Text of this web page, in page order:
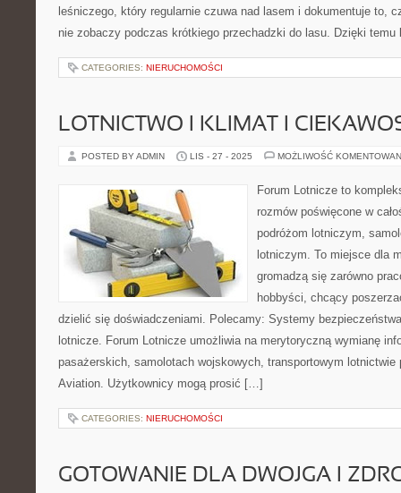
leśniczego, który regularnie czuwa nad lasem i dokumentuje to,
nie zobaczy podczas krótkiego przechadzki do lasu. Dzięki
CATEGORIES: NIERUCHOMOŚCI
LOTNICTWO I KLIMAT I
POSTED BY ADMIN LIS - 27 - 2025 MOŻLIWOŚĆ
Forum Lotnicze to
rozmów poświęcone w
podróżom lotniczym,
lotniczym. To miejsce dla
gromadzą się zarówno
hobbyści, chcący
dzielić się doświadczeniami. Polecamy: Systemy
lotnicze. Forum Lotnicze umożliwia na merytoryczną wymianę
pasażerskich, samolotach wojskowych, transportowym lotnictwie
Aviation. Użytkownicy mogą prosić […]
CATEGORIES: NIERUCHOMOŚCI
GOTOWANIE DLA DWOJGA I